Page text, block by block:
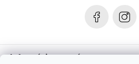
e
Informácie pre vás